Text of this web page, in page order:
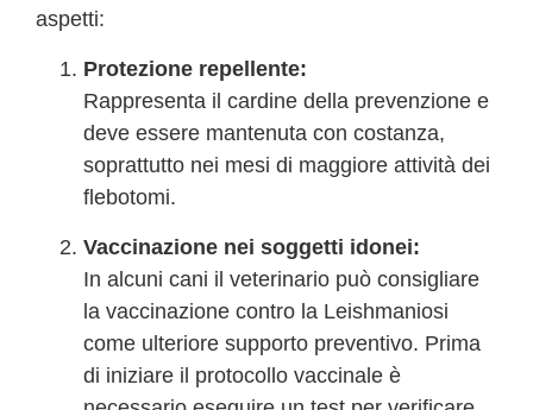
aspetti:
Protezione repellente:
Rappresenta il cardine della prevenzione e
deve essere mantenuta con costanza,
soprattutto nei mesi di maggiore attività dei
flebotomi.
Vaccinazione nei soggetti idonei:
In alcuni cani il veterinario può consigliare
la vaccinazione contro la Leishmaniosi
come ulteriore supporto preventivo. Prima
di iniziare il protocollo vaccinale è